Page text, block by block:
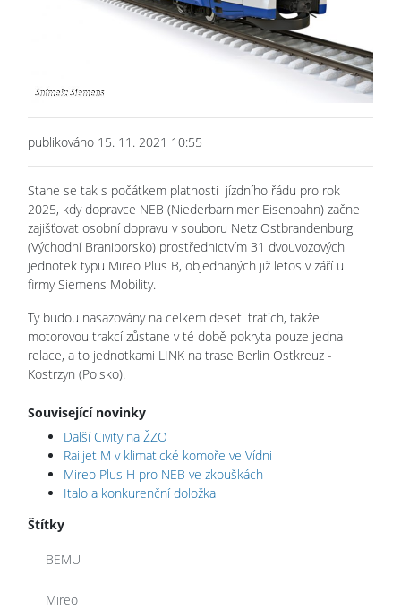
publikováno 15. 11. 2021 10:55
Stane se tak s počátkem platnosti jízdního řádu pro rok
2025, kdy dopravce NEB (Niederbarnimer Eisenbahn) začne
zajišťovat osobní dopravu v souboru Netz Ostbrandenburg
(Východní Braniborsko) prostřednictvím 31 dvouvozových
jednotek typu Mireo Plus B, objednaných již letos v září u
firmy Siemens Mobility.
Ty budou nasazovány na celkem deseti tratích, takže
motorovou trakcí zůstane v té době pokryta pouze jedna
relace, a to jednotkami LINK na trase Berlin Ostkreuz -
Kostrzyn (Polsko).
Související novinky
Další Civity na ŽZO
Railjet M v klimatické komoře ve Vídni
Mireo Plus H pro NEB ve zkouškách
Italo a konkurenční doložka
Štítky
BEMU
Mireo